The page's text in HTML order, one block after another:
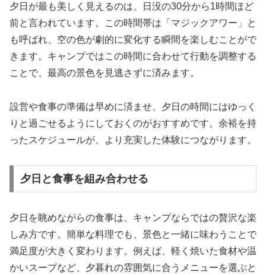
夕日が最も美しく見えるのは、日没の30分から1時間ほど
前と言われています。この時間帯は「マジックアワー」と
も呼ばれ、空の色が劇的に変化する瞬間を楽しむことがで
きます。キャンプではこの時間に合わせて行動を調整する
ことで、最高の景色を見逃さずに済みます。
設営や食事の準備は早めに済ませ、夕日の時間にはゆっく
りと過ごせるようにしておくのがおすすめです。余裕を持
ったスケジュールが、より充実した体験につながります。
夕日と食事を組み合わせる
夕日を眺めながらの食事は、キャンプならではの贅沢な楽
しみ方です。簡単な料理でも、景色と一緒に味わうことで
満足度が大きく変わります。例えば、軽く焼いた食材や温
かいスープなど、夕暮れの雰囲気に合うメニューを選ぶと